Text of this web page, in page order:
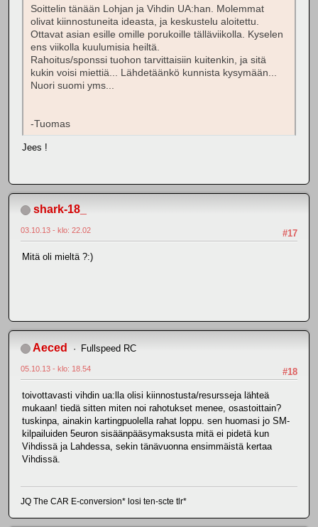
Soittelin tänään Lohjan ja Vihdin UA:han. Molemmat
olivat kiinnostuneita ideasta, ja keskustelu aloitettu.
Ottavat asian esille omille porukoille tälläviikolla. Kyselen
ens viikolla kuulumisia heiltä.
Rahoitus/sponssi tuohon tarvittaisiin kuitenkin, ja sitä
kukin voisi miettiä... Lähdetäänkö kunnista kysymään...
Nuori suomi yms...
-Tuomas
Jees !
shark-18_
#17
03.10.13 - klo: 22.02
Mitä oli mieltä ?:)
Aeced Fullspeed RC
#18
05.10.13 - klo: 18.54
toivottavasti vihdin ua:lla olisi kiinnostusta/resursseja lähteä
mukaan! tiedä sitten miten noi rahotukset menee, osastoittain?
tuskinpa, ainakin kartingpuolella rahat loppu. sen huomasi jo SM-
kilpailuiden 5euron sisäänpääsymaksusta mitä ei pidetä kun
Vihdissä ja Lahdessa, sekin tänävuonna ensimmäistä kertaa
Vihdissä.
JQ The CAR E-conversion* losi ten-scte tlr*